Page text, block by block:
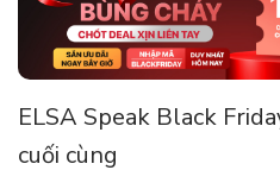
ELSA Speak Black
cuối cùng